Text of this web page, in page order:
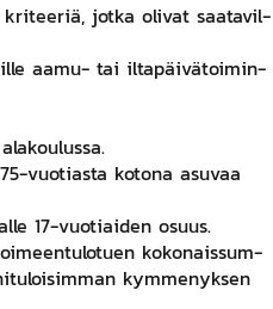
kri­tee­riä, jot­ka oli­vat saa­ta­vil­
aa­mu- tai il­ta­päi­vä­toi­min­
vuo­tias­ta ko­to­na asu­vaa
17-vuo­tiai­den osuus.
ko­ko­nais­sum­
kym­me­nyk­sen